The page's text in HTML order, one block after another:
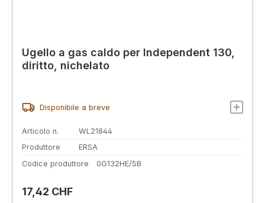
Ugello a gas caldo per Independent 130,
diritto, nichelato
Disponibile a breve
Articolo n.
WL21844
Produttore
ERSA
Codice produttore
0G132HE/SB
Prezzo normale:
17,42 CHF